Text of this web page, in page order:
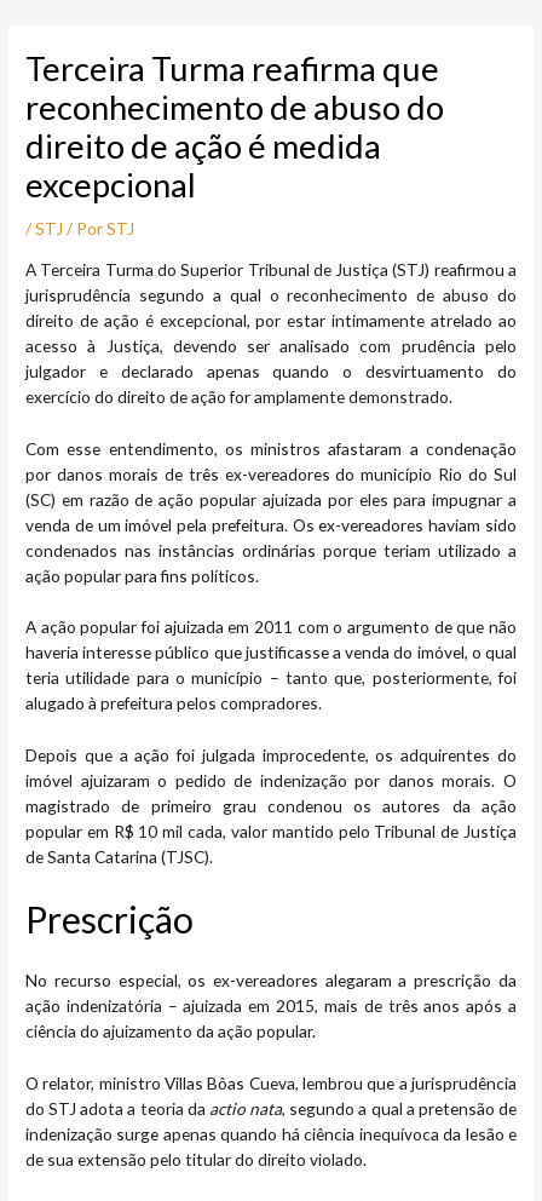
conteúdo
Terceira Turma reafirma que
reconhecimento de abuso do
direito de ação é medida
excepcional
/STJ / PorSTJ
​A Terceira Turma do Superior Tribunal de Justiça (STJ) reafirmou a
jurisprudência segundo a qual o reconhecimento de abuso do
direito de ação é excepcional, por estar intimamente atrelado ao
acesso à Justiça, devendo ser analisado com prudência pelo
julgador e declarado apenas quando o desvirtuamento do
exercício do direito de ação for amplamente demonstrado.
Com esse entendimento, os ministros afastaram a condenação
por danos morais de três ex-vereadores do município Rio do Sul
(SC) em razão de ação popular ajuizada por eles para impugnar a
venda de um imóvel pela prefeitura. Os ex-vereadores haviam sido
condenados nas instâncias ordinárias porque teriam utilizado a
ação popular para fins políticos.
A ação popular foi ajuizada em 2011 com o argumento de que não
haveria interesse público que justificasse a venda do imóvel, o qual
teria utilidade para o município – tanto que, posteriormente, foi
alugado à prefeitura pelos compradores.
Depois que a ação foi julgada improcedente, os adquirentes do
imóvel ajuizaram o pedido de indenização por danos morais. O
magistrado de primeiro grau condenou os autores da ação
popular em R$ 10 mil cada, valor mantido pelo Tribunal de Justiça
de Santa Catarina (TJSC).
Presc​​rição
No recurso especial, os ex-vereadores alegaram a prescrição da
ação indenizatória – ajuizada em 2015, mais de três anos após a
ciência do ajuizamento da ação popular.
O relator, ministro Villas Bôas Cueva, lembrou que a jurisprudência
do STJ adota a teoria da actio nata, segundo a qual a pretensão de
indenização surge apenas quando há ciência inequívoca da lesão e
de sua extensão pelo titular do direito violado.